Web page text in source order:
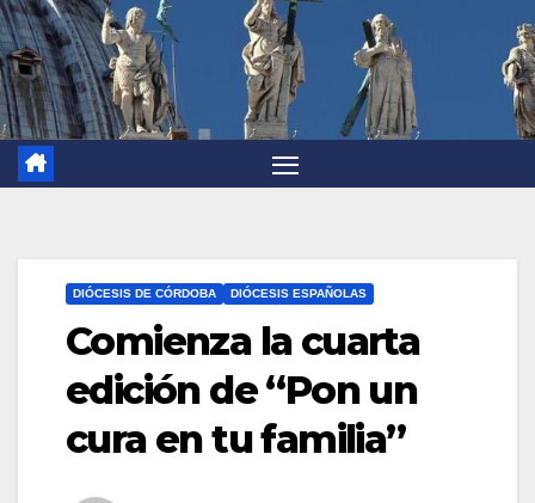
DIÓCESIS DE CÓRDOBA DIÓCESIS ESPAÑOLAS
Comienza la cuarta
edición de “Pon un
cura en tu familia”